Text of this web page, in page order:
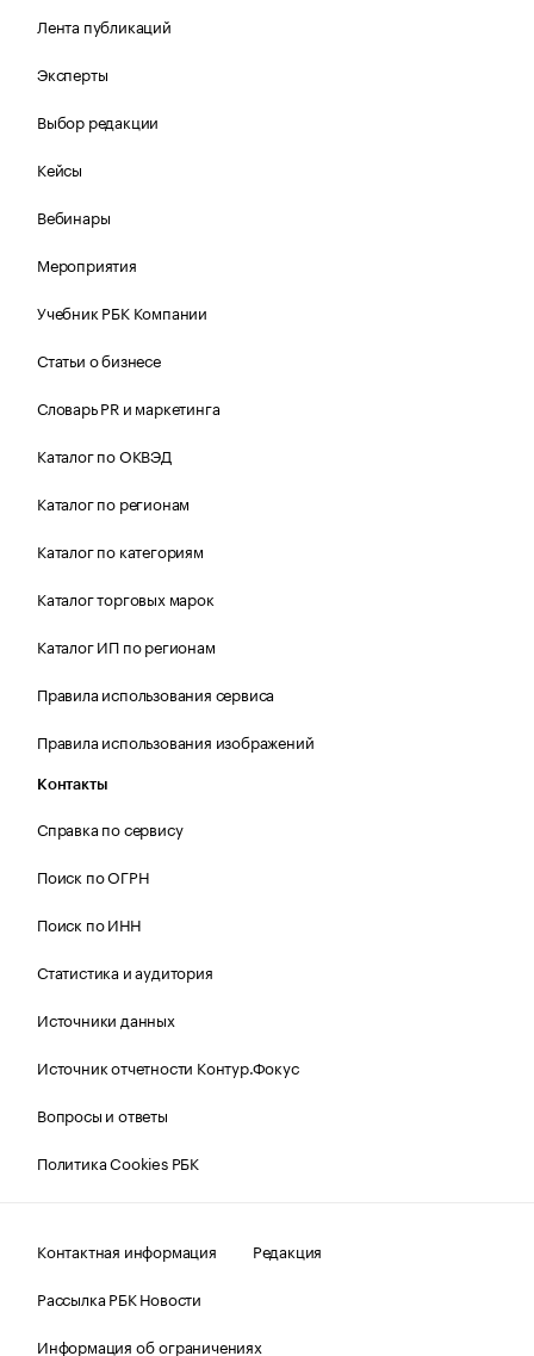
Лента публикаций
Эксперты
Выбор редакции
Кейсы
Вебинары
Мероприятия
Учебник РБК Компании
Статьи о бизнесе
Словарь PR и маркетинга
Каталог по ОКВЭД
Каталог по регионам
Каталог по категориям
Каталог торговых марок
Каталог ИП по регионам
Правила использования сервиса
Правила использования изображений
Контакты
Справка по сервису
Поиск по ОГРН
Поиск по ИНН
Статистика и аудитория
Источники данных
Источник отчетности Контур.Фокус
Вопросы и ответы
Политика Cookies РБК
Контактная информация
Редакция
Рассылка РБК Новости
Информация об ограничениях